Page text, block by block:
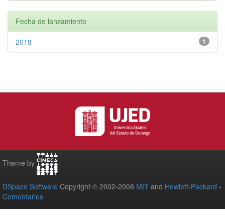
Fecha de lanzamiento
1
2018
Theme by
DSpace Software Copyright © 2002-2008 MIT and Hewlett-Packard -
Comentarios